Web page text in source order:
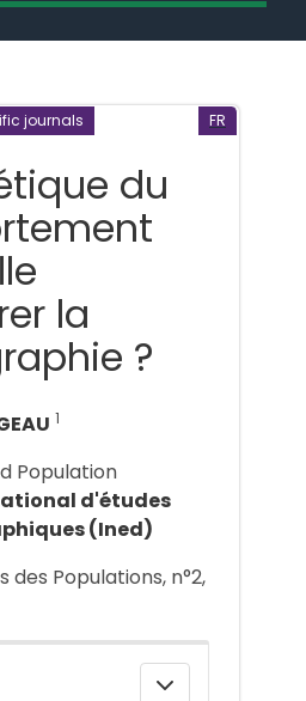
journals FR
du
la
?
1
Population
d'études
(Ined)
des Populations, n°2,